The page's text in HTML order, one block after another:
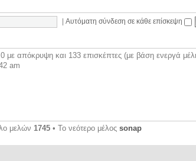
Αυτόματη σύνδεση σε κάθε επίσκεψη
με απόκρυψη και 133 επισκέπτες (με βάση ενεργά
am
μελών 1745 • Το νεότερο μέλος sonap